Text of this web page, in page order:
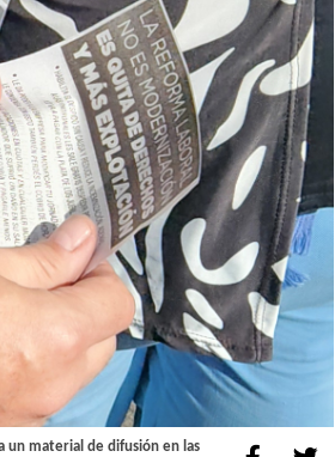
un material de difusión en las